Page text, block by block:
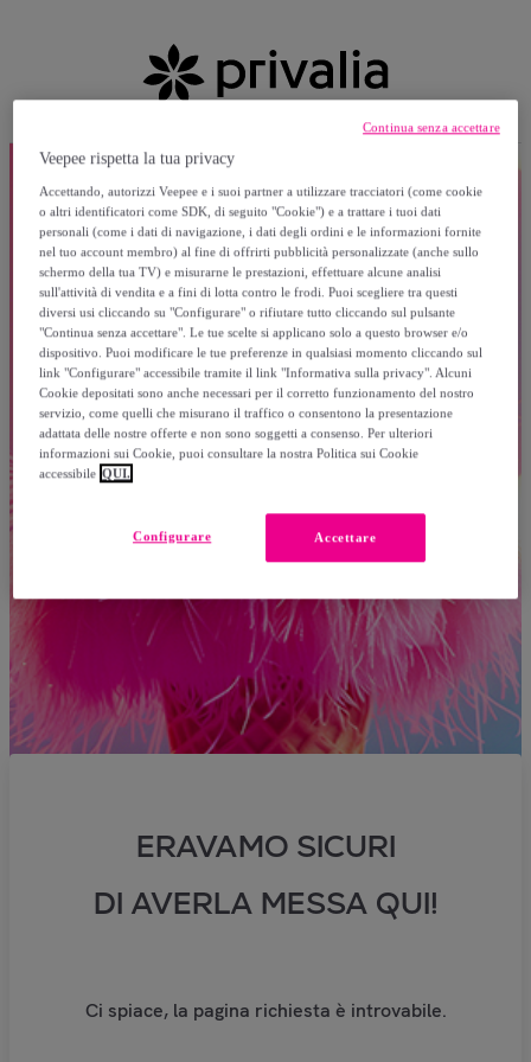
ERAVAMO SICURI
DI AVERLA MESSA QUI!
Ci spiace, la pagina richiesta è introvabile.
Veepee rispetta la tua privacy
Accettando, autorizzi Veepee e i suoi partner a utilizzare tracciatori (come cookie
o altri identificatori come SDK, di seguito "Cookie") e a trattare i tuoi dati
personali (come i dati di navigazione, i dati degli ordini e le informazioni fornite
nel tuo account membro) al fine di offrirti pubblicità personalizzate (anche sullo
schermo della tua TV) e misurarne le prestazioni, effettuare alcune analisi
sull'attività di vendita e a fini di lotta contro le frodi. Puoi scegliere tra questi
diversi usi cliccando su "Configurare" o rifiutare tutto cliccando sul pulsante
"Continua senza accettare". Le tue scelte si applicano solo a questo browser e/o
dispositivo. Puoi modificare le tue preferenze in qualsiasi momento cliccando sul
link "Configurare" accessibile tramite il link "Informativa sulla privacy". Alcuni
Cookie depositati sono anche necessari per il corretto funzionamento del nostro
servizio, come quelli che misurano il traffico o consentono la presentazione
adattata delle nostre offerte e non sono soggetti a consenso. Per ulteriori
informazioni sui Cookie, puoi consultare la nostra Politica sui Cookie
accessibile QUI.
Accettare
Configurare
Continua senza accettare